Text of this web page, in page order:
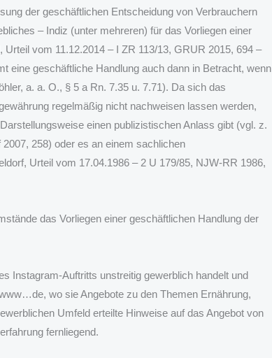
der geschäftlichen Entscheidung von Verbrauchern
– Indiz (unter mehreren) für das Vorliegen einer
vom 11.12.2014 – I ZR 113/13, GRUR 2015, 694 –
eine geschäftliche Handlung auch dann in Betracht, wenn
a. a. O., § 5 a Rn. 7.35 u. 7.71). Da sich das
regelmäßig nicht nachweisen lassen werden,
einen publizistischen Anlass gibt (vgl. z.
258) oder es an einem sachlichen
Urteil vom 17.04.1986 – 2 U 179/85, NJW-RR 1986,
das Vorliegen einer geschäftlichen Handlung der
Instagram-Auftritts unstreitig gewerblich handelt und
wo sie Angebote zu den Themen Ernährung,
Umfeld erteilte Hinweise auf das Angebot von
fernliegend.